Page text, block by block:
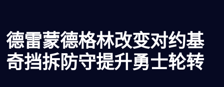
德雷蒙德格林改变对约基
奇挡拆防守提升勇士轮转